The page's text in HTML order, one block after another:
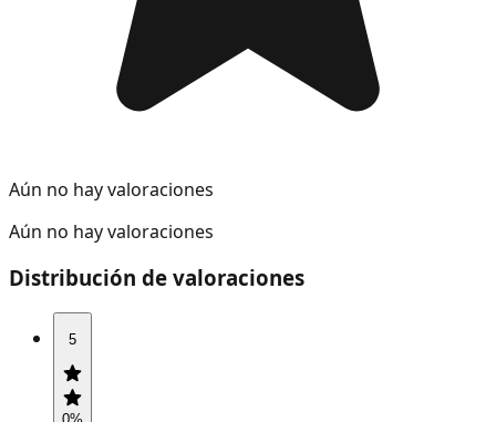
Aún no hay valoraciones
Aún no hay valoraciones
Distribución de valoraciones
5